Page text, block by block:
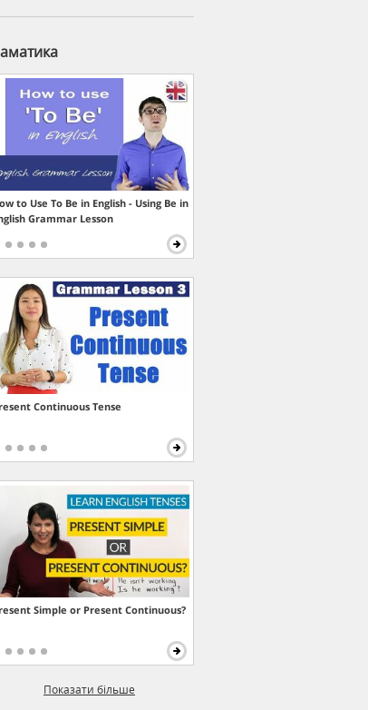
to Use To Be in English - Using Be in
Grammar Lesson
Continuous Tense
Simple or Present Continuous?
Показати більше